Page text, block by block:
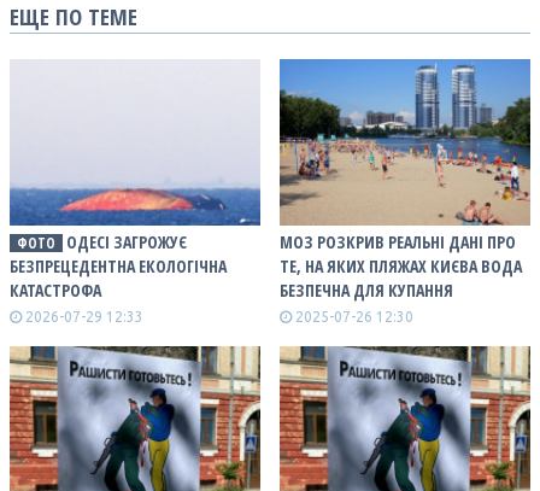
ЕЩЕ ПО ТЕМЕ
ФОТО
ОДЕСІ ЗАГРОЖУЄ
БЕЗПРЕЦЕДЕНТНА ЕКОЛОГІЧНА
КАТАСТРОФА
2026-07-29 12:33
МОЗ РОЗКРИВ РЕАЛЬНІ ДАНІ ПРО
ТЕ, НА ЯКИХ ПЛЯЖАХ КИЄВА ВОДА
БЕЗПЕЧНА ДЛЯ КУПАННЯ
2025-07-26 12:30